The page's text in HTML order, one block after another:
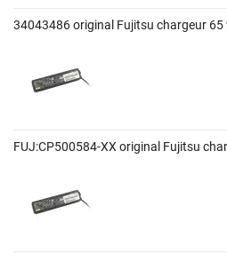
34043486 original Fujitsu chargeur
FUJ:CP500584-XX original Fujitsu